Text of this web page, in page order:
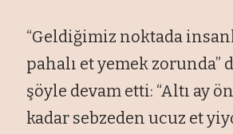
“Geldiğimiz noktada
pahalı et yemek zorunda”
şöyle devam etti: “Altı ay
kadar sebzeden ucuz et